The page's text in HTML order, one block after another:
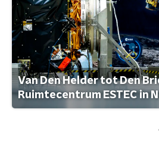
Van Den Helder tot Den
Ruimtecentrum ESTEC in